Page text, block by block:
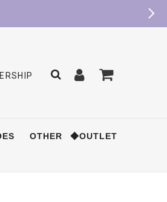
OTHER ◆OUTLET